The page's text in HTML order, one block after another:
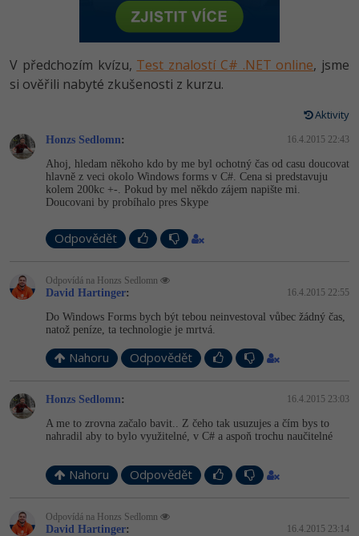
HTML5, CSS3, Bootstrap, SEO
SQL a databáze
UML a návrhové vzory
React
Django
Best practices
JavaScript
HTML / CSS
UML a návrhové vzory
SQLite
Vývojář mobilních aplikací
C# Game developer
Tester
Systémový administrátor
Grafik / UX/UI návrhář
3D grafik
Projektový manažer
Databázový analytik
WordPress specialista
SEO specialista
Python -80%
-80%
PHP -80%
Swift -80%
Kotlin -80%
C -80%
VB.NET
SQL
Návrh SW -80%
Umělá inteligence (AI) -10%
Pro děti
V předchozím kvízu, Test znalostí C# .NET online, jsme
si ověřili nabyté zkušenosti z kurzu.
Aktivity
Honzs Sedlomn: 16.4.2015 22:43
Ahoj, hledam někoho kdo by me byl ochotný čas od casu doucovat
hlavně z veci okolo Windows forms v C#. Cena si predstavuju
kolem 200kc +-. Pokud by mel někdo zájem napište mi.
Doucovani by probíhalo pres Skype
Odpovědět
Odpovídá na Honzs Sedlomn
David Hartinger: 16.4.2015 22:55
Do Windows Forms bych být tebou neinvestoval vůbec žádný čas,
natož peníze, ta technologie je mrtvá.
Nahoru Odpovědět
Honzs Sedlomn: 16.4.2015 23:03
A me to zrovna začalo bavit.. Z čeho tak usuzujes a čím bys to
nahradil aby to bylo využitelné, v C# a aspoň trochu naučitelné
Nahoru Odpovědět
Odpovídá na Honzs Sedlomn
David Hartinger: 16.4.2015 23:14